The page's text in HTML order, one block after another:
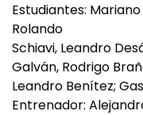
Estudiantes:
Rolando
Schiavi, Leandro
Galván, Rodrigo
Leandro Benítez;
Entrenador: